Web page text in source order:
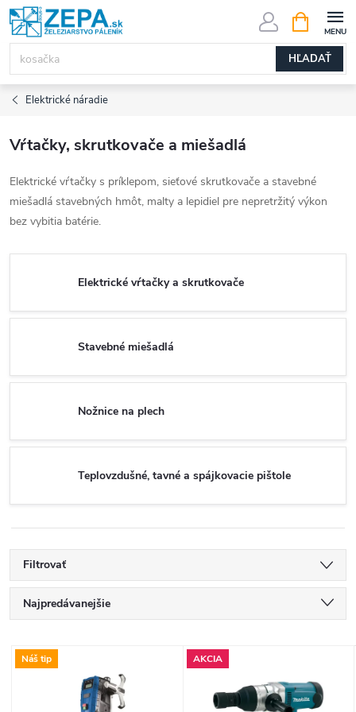
Prejsť
na
obsah
HĽADAŤ
KOŠÍK
Elektrické náradie
Vŕtačky, skrutkovače a miešadlá
Elektrické vŕtačky s príklepom, sieťové skrutkovače a stavebné
miešadlá stavebných hmôt, malty a lepidiel pre nepretržitý výkon
bez vybitia batérie.
Elektrické vŕtačky a skrutkovače
Stavebné miešadlá
Nožnice na plech
Teplovzdušné, tavné a spájkovacie pištole
Filtrovať
R
a
Najpredávanejšie
Najdrahšie
VNáš tip AKCIA